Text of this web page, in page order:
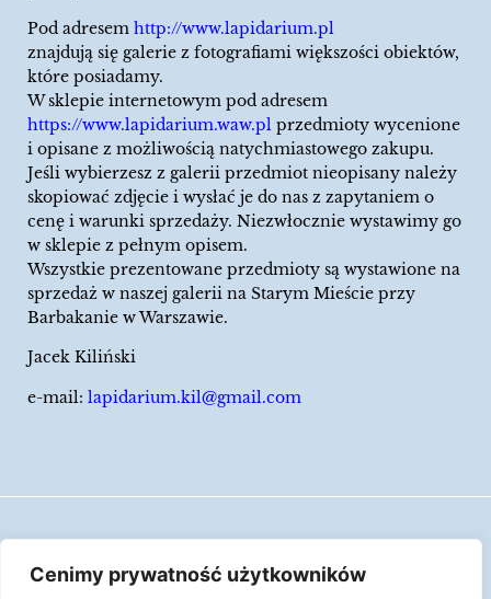
Cenimy prywatność użytkowników
Pod adresem http://www.lapidarium.pl
znajdują się galerie z fotografiami większości obiektów,
które posiadamy.
W sklepie internetowym pod adresem
https://www.lapidarium.waw.pl przedmioty wycenione
i opisane z możliwością natychmiastowego zakupu.
Jeśli wybierzesz z galerii przedmiot nieopisany należy
skopiować zdjęcie i wysłać je do nas z zapytaniem o
cenę i warunki sprzedaży. Niezwłocznie wystawimy go
w sklepie z pełnym opisem.
Wszystkie prezentowane przedmioty są wystawione na
sprzedaż w naszej galerii na Starym Mieście przy
Barbakanie w Warszawie.
Jacek Kiliński
e-mail: lapidarium.kil@gmail.com
Polityka Cookies